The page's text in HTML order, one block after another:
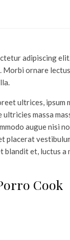
adipiscing
ornare
ultrices,
ultricies massa
augue nisi
placerat
blandit et, luctus
Cook